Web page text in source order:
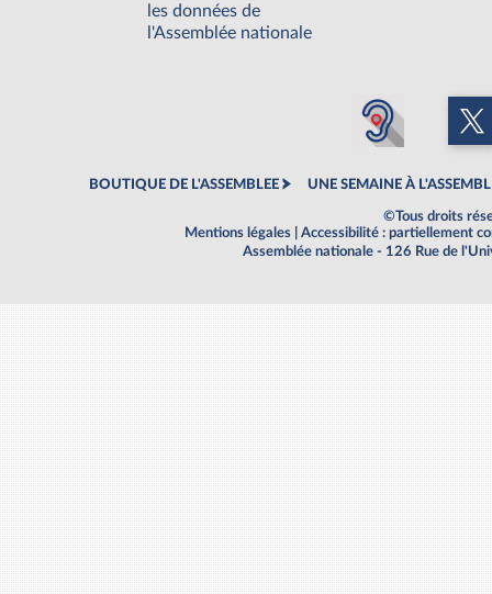
les données de
l'Assemblée nationale
BOUTIQUE DE L'ASSEMBLEE UNE SEMAINE À
©Tous droits
Mentions légales
Accessibilité : partiellement
Assemblée nationale - 126 Rue de